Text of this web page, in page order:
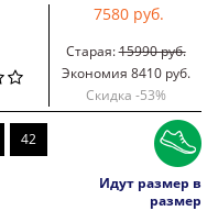
7580 руб.
Старая:15990 руб.
Экономия 8410 руб.
Скидка -53%
42
Идут размер в
размер